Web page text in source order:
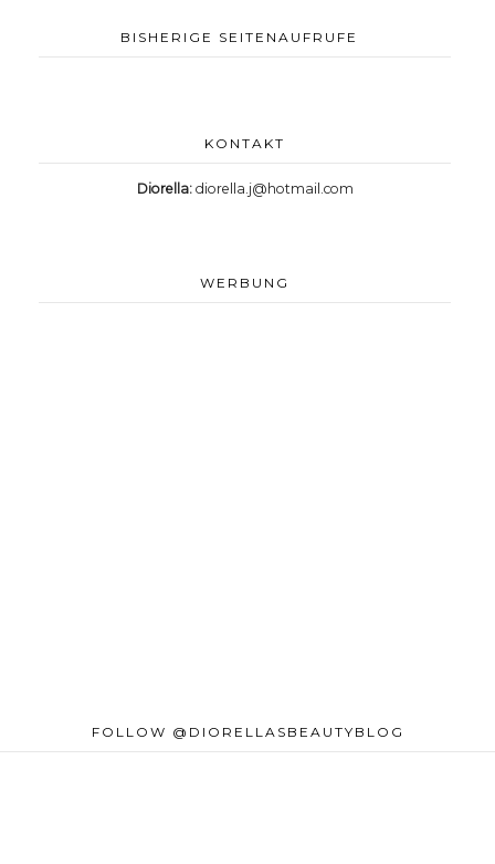
BISHERIGE SEITENAUFRUFE
KONTAKT
Diorella: diorella.j@hotmail.com
WERBUNG
FOLLOW @DIORELLASBEAUTYBLOG